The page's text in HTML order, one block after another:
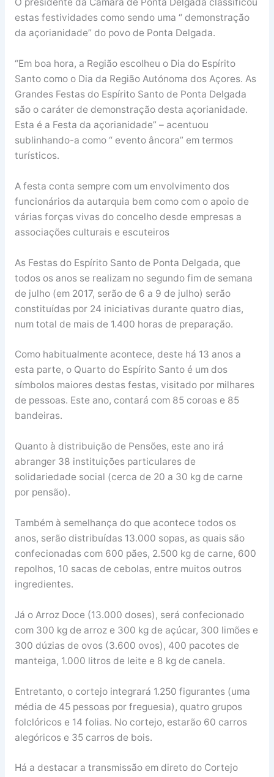
estas festividades como sendo uma “ demonstração
da açorianidade” do povo de Ponta Delgada.
“Em boa hora, a Região escolheu o Dia do Espírito
Santo como o Dia da Região Autónoma dos Açores. As
Grandes Festas do Espírito Santo de Ponta Delgada
são o caráter de demonstração desta açorianidade.
Esta é a Festa da açorianidade” – acentuou
sublinhando-a como “ evento âncora” em termos
turísticos.
A festa conta sempre com um envolvimento dos
funcionários da autarquia bem como com o apoio de
várias forças vivas do concelho desde empresas a
associações culturais e escuteiros
As Festas do Espírito Santo de Ponta Delgada, que
todos os anos se realizam no segundo fim de semana
de julho (em 2017, serão de 6 a 9 de julho) serão
constituídas por 24 iniciativas durante quatro dias,
num total de mais de 1.400 horas de preparação.
Como habitualmente acontece, deste há 13 anos a
esta parte, o Quarto do Espírito Santo é um dos
símbolos maiores destas festas, visitado por milhares
de pessoas. Este ano, contará com 85 coroas e 85
bandeiras.
Quanto à distribuição de Pensões, este ano irá
abranger 38 instituições particulares de
solidariedade social (cerca de 20 a 30 kg de carne
por pensão).
Também à semelhança do que acontece todos os
anos, serão distribuídas 13.000 sopas, as quais são
confecionadas com 600 pães, 2.500 kg de carne, 600
repolhos, 10 sacas de cebolas, entre muitos outros
ingredientes.
Já o Arroz Doce (13.000 doses), será confecionado
com 300 kg de arroz e 300 kg de açúcar, 300 limões e
300 dúzias de ovos (3.600 ovos), 400 pacotes de
manteiga, 1.000 litros de leite e 8 kg de canela.
Entretanto, o cortejo integrará 1.250 figurantes (uma
média de 45 pessoas por freguesia), quatro grupos
folclóricos e 14 folias. No cortejo, estarão 60 carros
alegóricos e 35 carros de bois.
Há a destacar a transmissão em direto do Cortejo